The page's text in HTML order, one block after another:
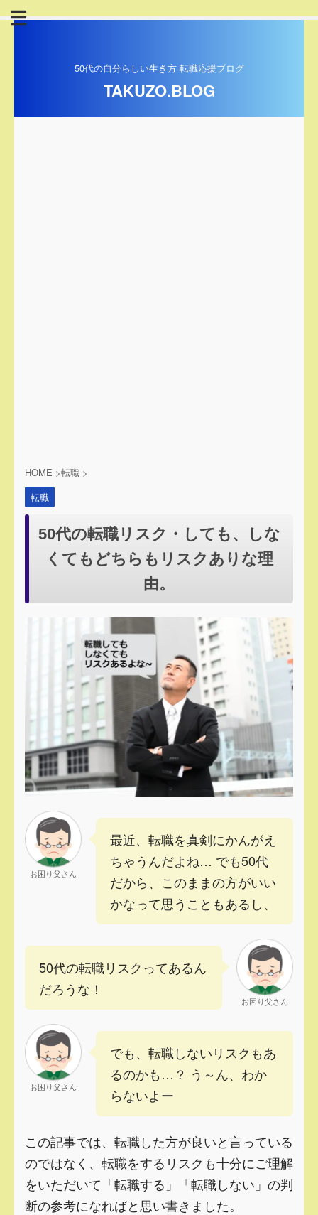
50代の自分らしい生き方 転職応援ブログ
TAKUZO.BLOG
HOME >転職 >
転職
50代の転職リスク・しても、しな
くてもどちらもリスクありな理
由。
お困り父さん
最近、転職を真剣にかんがえ
ちゃうんだよね… でも50代
だから、このままの方がいい
かなって思うこともあるし、
50代の転職リスクってあるん
だろうな！
お困り父さん
お困り父さん
でも、転職しないリスクもあ
るのかも…？ う～ん、わか
らないよー
この記事では、転職した方が良いと言っている
のではなく、転職をするリスクも十分にご理解
をいただいて「転職する」「転職しない」の判
断の参考になればと思い書きました。